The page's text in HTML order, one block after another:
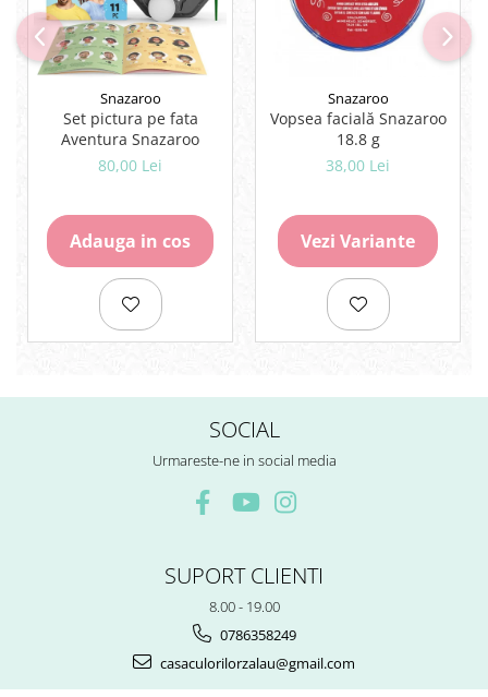
Penare
Pensule scolare
Picuri si corectoare
Plastelina
Plicuri
Rezerve
Cerneala
Cerneala Calimara, Patroane
Termosensibile
Snazaroo
Set pictura pe fata
Aventura Snazaroo
80,00 Lei
Adauga in cos
Snazaroo
Vopsea facială Snazaroo
18.8 g
38,00 Lei
Vezi Variante
SOCIAL
Urmareste-ne in social media
SUPORT CLIENTI
8.00 - 19.00
0786358249
casaculorilorzalau@gmail.com